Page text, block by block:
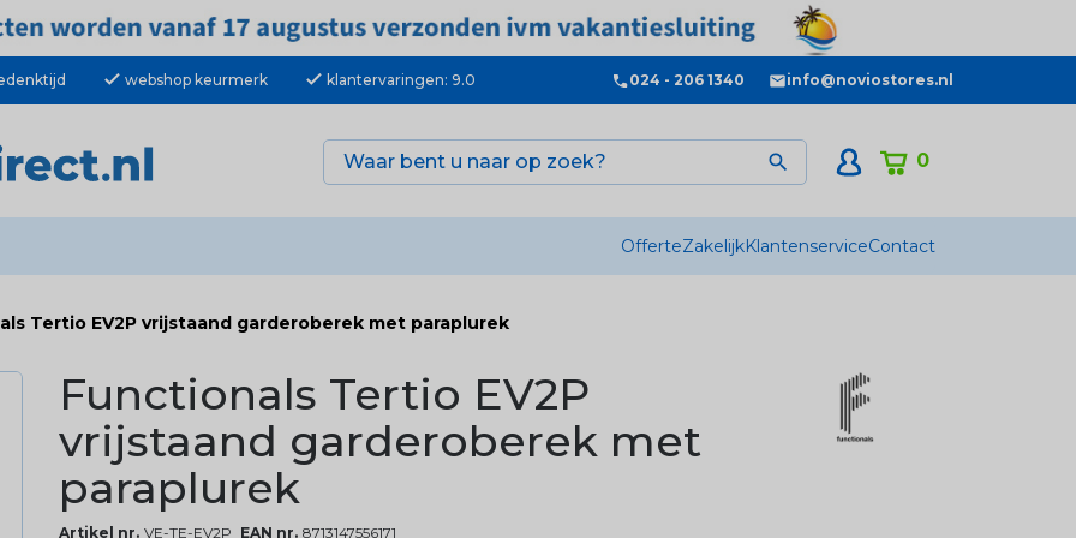
check webshop keurmerk check klantervaringen: 9.0 024 - 206 1340 info@noviostores.nl
0

OfferteZakelijkKlantenserviceContact
Tertio EV2P vrijstaand garderoberek met paraplurek
Functionals Tertio EV2P
vrijstaand garderoberek met
paraplurek
Artikel nr. VE-TE-EV2P EAN nr. 8713147556171